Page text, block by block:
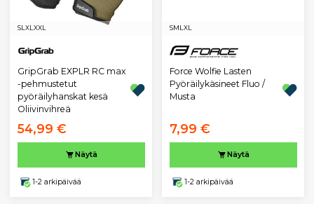
SLXLXXL
GripGrab EXPLR RC max
-pehmustetut
pyöräilyhanskat kesä
Oliivinvihreä
54,99 €
Näytä
1-2 arkipäivää
SM LXL
Force Wolfie Lasten
Pyöräilykäsineet Fluo /
Musta
7,99 €
Näytä
1-2 arkipäivää